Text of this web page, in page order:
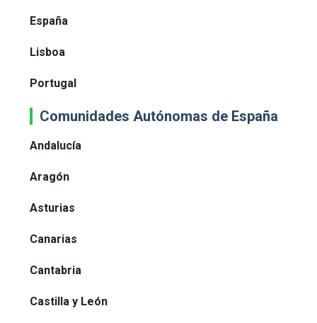
España
Lisboa
Portugal
Comunidades Autónomas de España
Andalucía
Aragón
Asturias
Canarias
Cantabria
Castilla y León